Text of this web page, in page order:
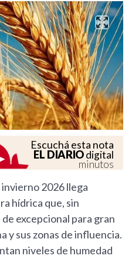
Escuchá esta nota
EL DIARIOdigital
minutos
invierno 2026 llega
hídrica que, sin
excepcional para gran
y sus zonas de influencia.
niveles de humedad